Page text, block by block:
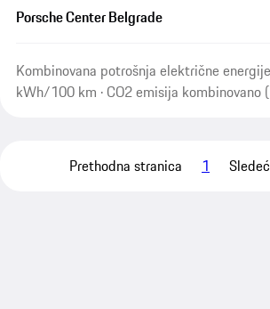
Porsche Center Belgrade
Kombinovana potrošnja električne
kWh/100 km · CO2 emisija kombinovano
Prethodna stranica 1